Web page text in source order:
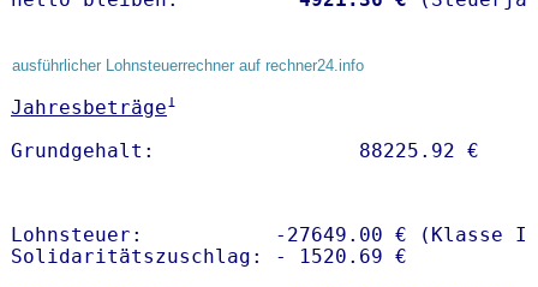
ausführlicher Lohnsteuerrechner auf rechner24.info
Jahresbeträge1
Lohnsteuer:           -27649.00 € (Klasse I)
Solidaritätszuschlag: - 1520.69 €